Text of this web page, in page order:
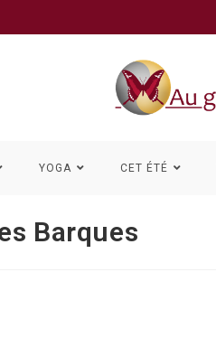
YOGA CET ÉTÉ
Barques